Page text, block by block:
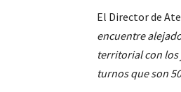
El Director de
encuentre
territorial con los
turnos que son